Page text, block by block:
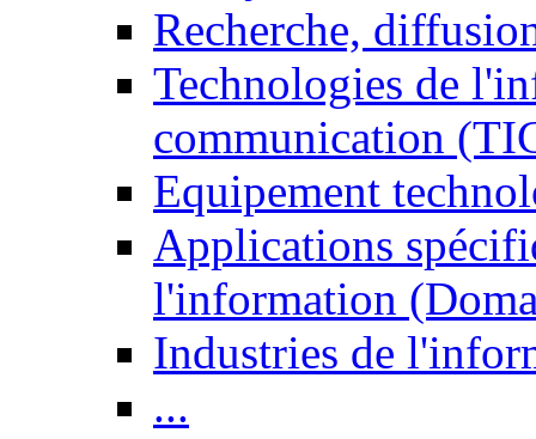
Recherche,
Technologies de
communication
Equipement
Applications
l'information
Industries de
...